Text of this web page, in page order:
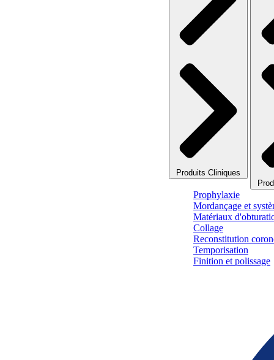
Produits Cliniques
Prophylaxie
Mordançage et
Matériaux
Collage
Reconstitution
Temporisation
Finition et polissage